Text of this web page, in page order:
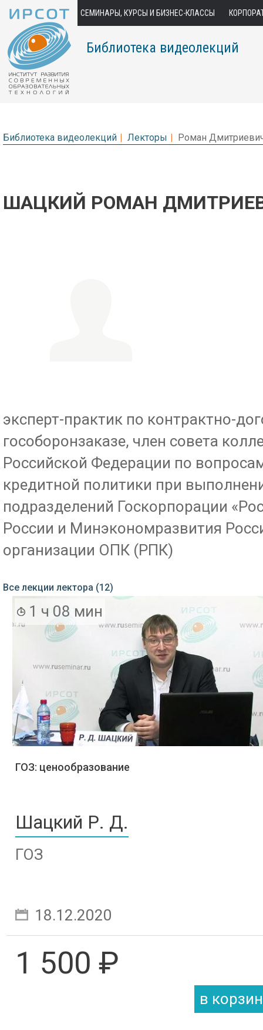
СЕМИНАРЫ, КУРСЫ И БИЗНЕС-КЛАССЫ
Библиотека видеолекций
Библиотека видеолекций Лекторы Роман
ШАЦКИЙ РОМАН
эксперт-практик по контрактно-
гособоронзаказе, член совета
Российской Федерации по
кредитной политики при
подразделений Госкорпорации
России и Минэкономразвития
организации ОПК (РПК)
Все лекции лектора (12)
1 ч 08 мин
ГОЗ: ценообразование
Шацкий Р. Д.
ГОЗ
18.12.2020
1 500 ₽